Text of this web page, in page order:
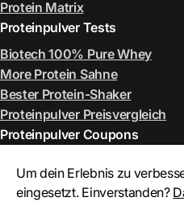
Um dein Erlebnis zu
eingesetzt. Einverstanden?
Protein Matrix
Proteinpulver Tests
Biotech 100% Pure Whey
More Protein Sahne
Bester Protein-Shaker
Proteinpulver Preisvergleich
Proteinpulver Coupons
More Rabattcode August
MyProtein Rabattcode